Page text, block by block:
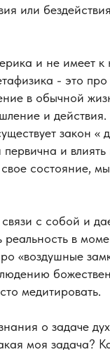
или
и не имеет к
- это
в обычной
и действия.
закон «
и
состояние,
с собой и
в
«воздушные
медитировать.
о задаче
моя задача?